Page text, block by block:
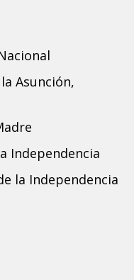
Asunción,
Independencia
la Independencia